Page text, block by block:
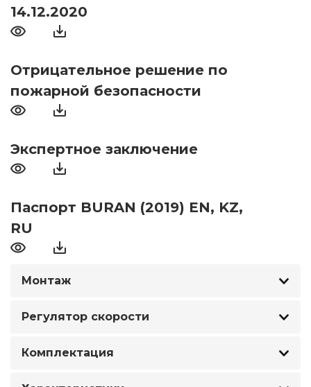
14.12.2020
Отрицательное решение по
пожарной безопасности
Экспертное заключение
Паспорт BURAN (2019) EN, KZ,
RU
Монтаж
Регулятор скорости
Комплектация